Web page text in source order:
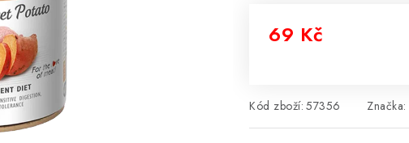
69 Kč
Kód zboží: 57356 Značka: